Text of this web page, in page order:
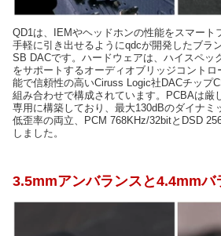
QD1は、IEMやヘッドホンの性能をスマート
手軽に引き出せるようにqdcが開発したブラ
SB DACです。ハードウェアは、ハイスペッ
をサポートするオーディオブリッジコントロ
能で信頼性の高いCiruss Logic社DACチップ
組み合わせで構成されています。PCBAは厳
専用に構築しており、最大130dBのダイナミ
低歪率の両立、PCM 768KHz/32bitとDSD
しました。
3.5mmアンバランスと4.4mmバ